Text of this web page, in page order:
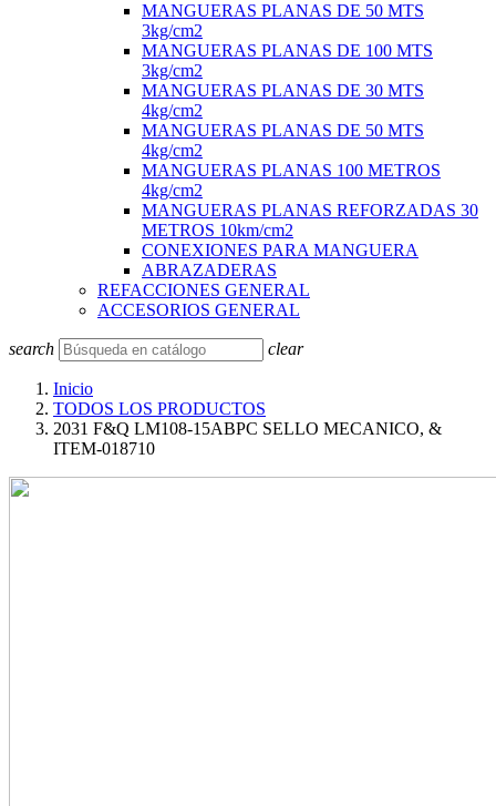
MANGUERAS PLANAS DE 50 MTS
3kg/cm2
MANGUERAS PLANAS DE 100 MTS
3kg/cm2
MANGUERAS PLANAS DE 30 MTS
4kg/cm2
MANGUERAS PLANAS DE 50 MTS
4kg/cm2
MANGUERAS PLANAS 100 METROS
4kg/cm2
MANGUERAS PLANAS REFORZADAS 30
METROS 10km/cm2
CONEXIONES PARA MANGUERA
ABRAZADERAS
REFACCIONES GENERAL
ACCESORIOS GENERAL
search clear
Inicio
TODOS LOS PRODUCTOS
2031 F&Q LM108-15ABPC SELLO MECANICO, &
ITEM-018710